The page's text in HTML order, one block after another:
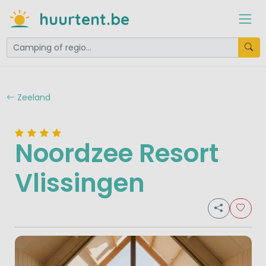
huurtent.be
Zeeland
Noordzee Resort
Vlissingen